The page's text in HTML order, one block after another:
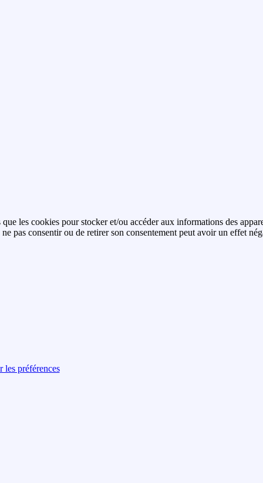
les cookies pour stocker et/ou accéder aux informations des
pas consentir ou de retirer son consentement peut avoir un effet
les préférences